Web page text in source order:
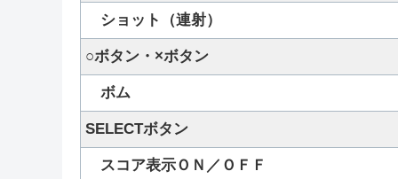
ショット（連射）
○ボタン・×ボタン
ボム
SELECTボタン
スコア表示ＯＮ／ＯＦＦ